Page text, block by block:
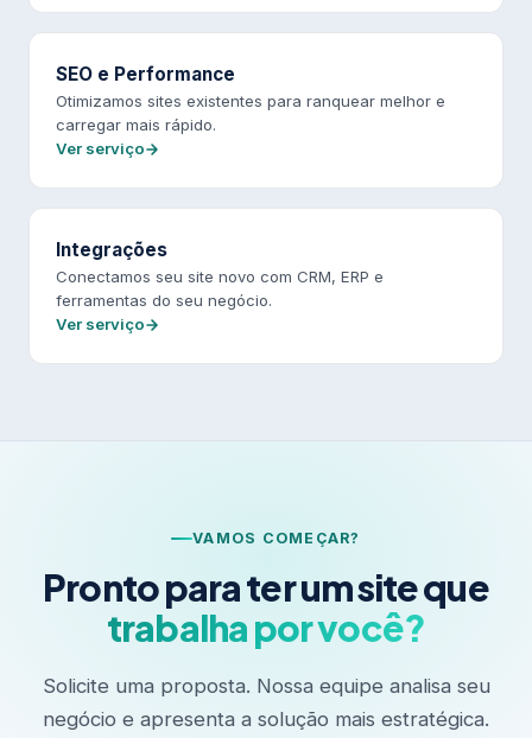
SEO e Performance
Otimizamos sites existentes para ranquear melhor e
carregar mais rápido.
Ver serviço
Integrações
Conectamos seu site novo com CRM, ERP e
ferramentas do seu negócio.
Ver serviço
VAMOS COMEÇAR?
Pronto para ter um site que
trabalha por você?
Solicite uma proposta. Nossa equipe analisa seu
negócio e apresenta a solução mais estratégica.